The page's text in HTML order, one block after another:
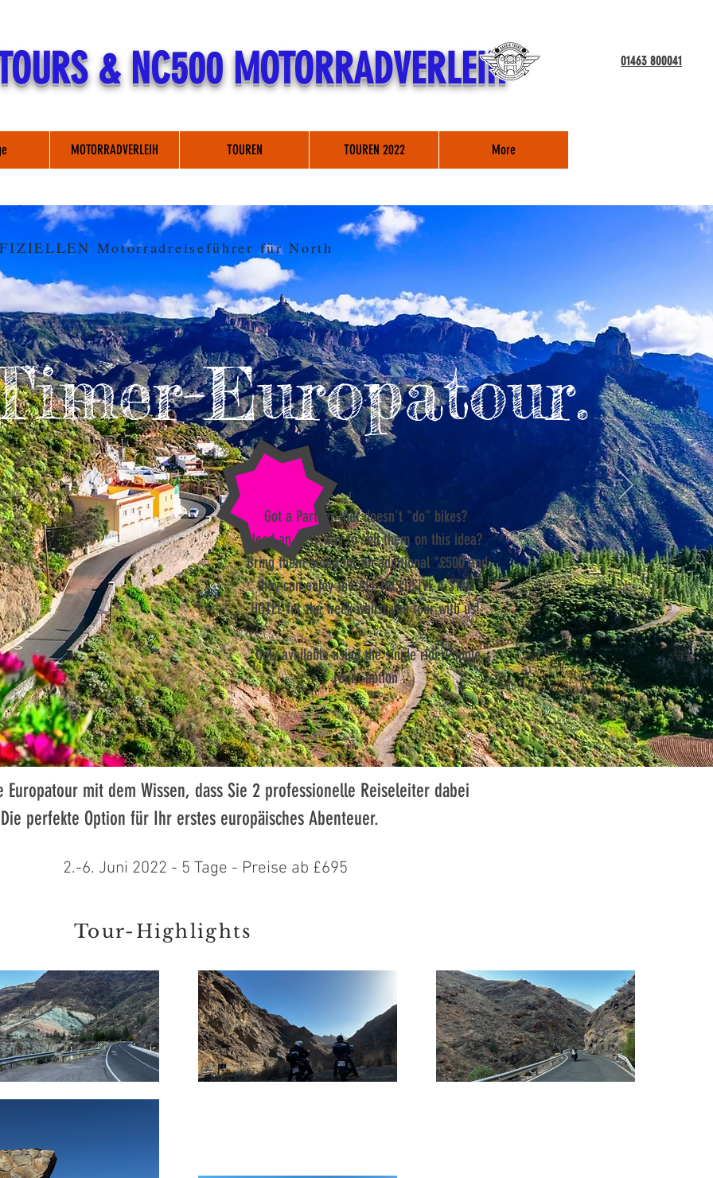
& NC500 MOTORRADVERLEIH 01463 800041
MOTORRADVERLEIH TOUREN TOUREN 2022 More
Motorradreiseführer für North
Europatour.
Got a Partner that doesn't "do" bikes?
Need an easy way to sell them on this idea?
Bring them along for an additional *£500 and
they can enjoy the ALL INCLUSIVE 4 STAR
HOTEL for the week whilst you tour with us!
*Only available using the single rider single
room option
Europatour mit dem Wissen, dass Sie 2 professionelle Reiseleiter dabei
perfekte Option für Ihr erstes europäisches Abenteuer.
2.-6. Juni 2022 - 5 Tage - Preise ab £695
Tour-Highlights